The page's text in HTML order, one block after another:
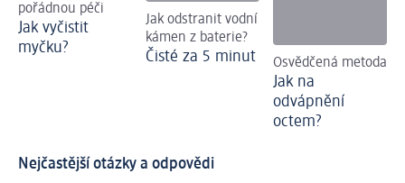
pořádnou péči
Jak vyčistit
myčku?
Jak odstranit vodní
kámen z baterie?
Čisté za 5 minut Osvědčená metoda
Jak na
odvápnění
octem?
Nejčastější otázky a odpovědi